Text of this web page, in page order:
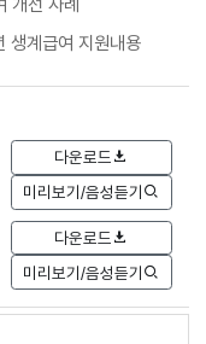
계급여 지원내용
다운로드
미리보기/음성듣기
다운로드
미리보기/음성듣기